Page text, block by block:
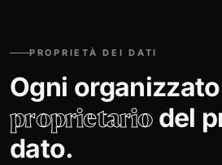
PROPRIETÀ DEI DATI
Ogni
proprietariodel
dato.